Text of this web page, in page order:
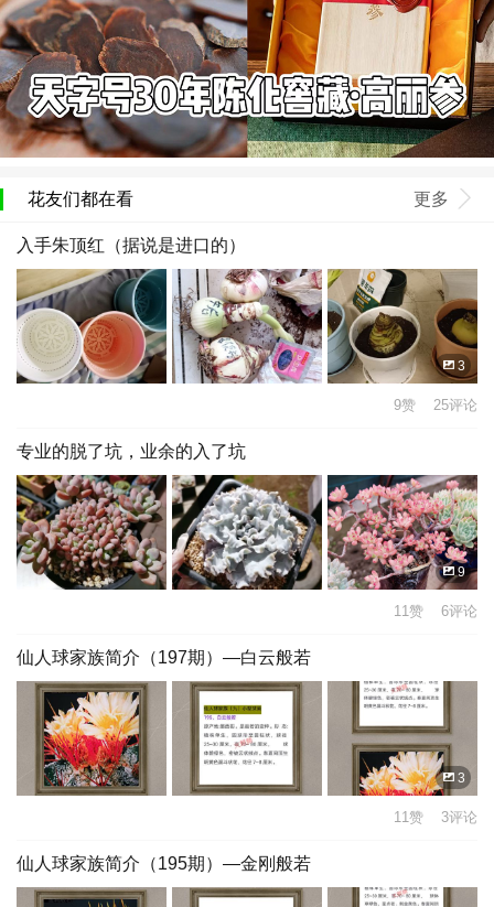
花友们都在看 更多
入手朱顶红（据说是进口的）
3
9赞 25评论
专业的脱了坑，业余的入了坑
9
11赞 6评论
仙人球家族简介（197期）—白云般若
3
11赞 3评论
仙人球家族简介（195期）—金刚般若